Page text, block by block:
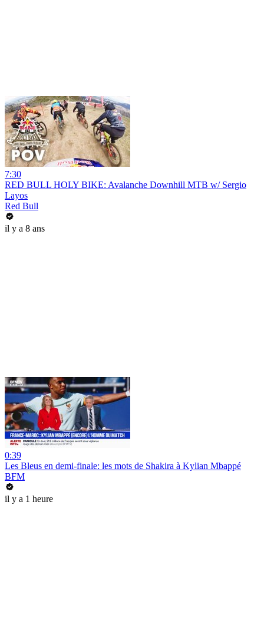
7:30
RED BULL HOLY BIKE: Avalanche Downhill MTB w/ Sergio
Layos
Red Bull
il y a 8 ans
0:39
Les Bleus en demi-finale: les mots de Shakira à Kylian Mbappé
BFM
il y a 1 heure